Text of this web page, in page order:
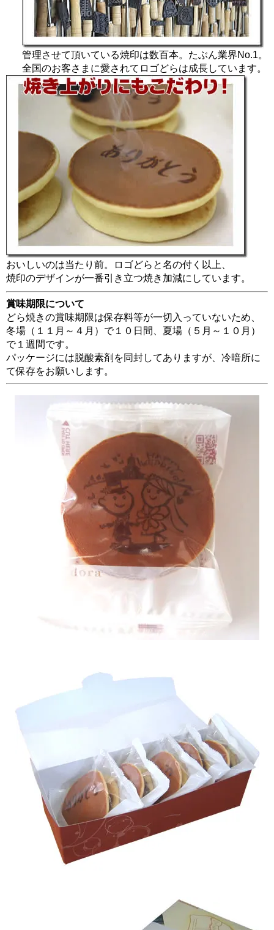
管理させて頂いている焼印は数百本。たぶん業界No.1。
全国のお客さまに愛されてロゴどらは成長しています。
おいしいのは当たり前。ロゴどらと名の付く以上、
焼印のデザインが一番引き立つ焼き加減にしています。
賞味期限について
どら焼きの賞味期限は保存料等が一切入っていないため、
冬場（１１月～４月）で１０日間、夏場（５月～１０月）
で１週間です。
パッケージには脱酸素剤を同封してありますが、冷暗所に
て保存をお願いします。